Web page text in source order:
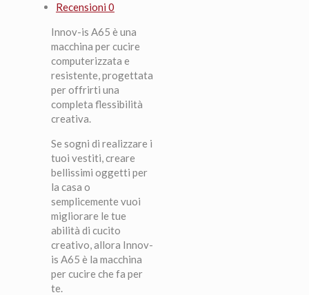
Recensioni 0
Innov-is A65 è una
macchina per cucire
computerizzata e
resistente, progettata
per offrirti una
completa flessibilità
creativa.
Se sogni di realizzare i
tuoi vestiti, creare
bellissimi oggetti per
la casa o
semplicemente vuoi
migliorare le tue
abilità di cucito
creativo, allora Innov-
is A65 è la macchina
per cucire che fa per
te.